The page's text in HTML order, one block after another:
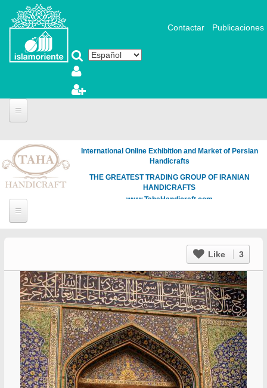
Pasar al contenido principal
Contactar Publicaciones
International Online Exhibition and Market of Persian
Handicrafts
THE GREATEST TRADING GROUP OF IRANIAN
HANDICRAFTS
www.TahaHandicraft.com
Like 3